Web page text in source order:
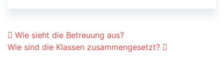
Beitrags-Navigation
Wie sieht die Betreuung aus?
Wie sind die Klassen zusammengesetzt?